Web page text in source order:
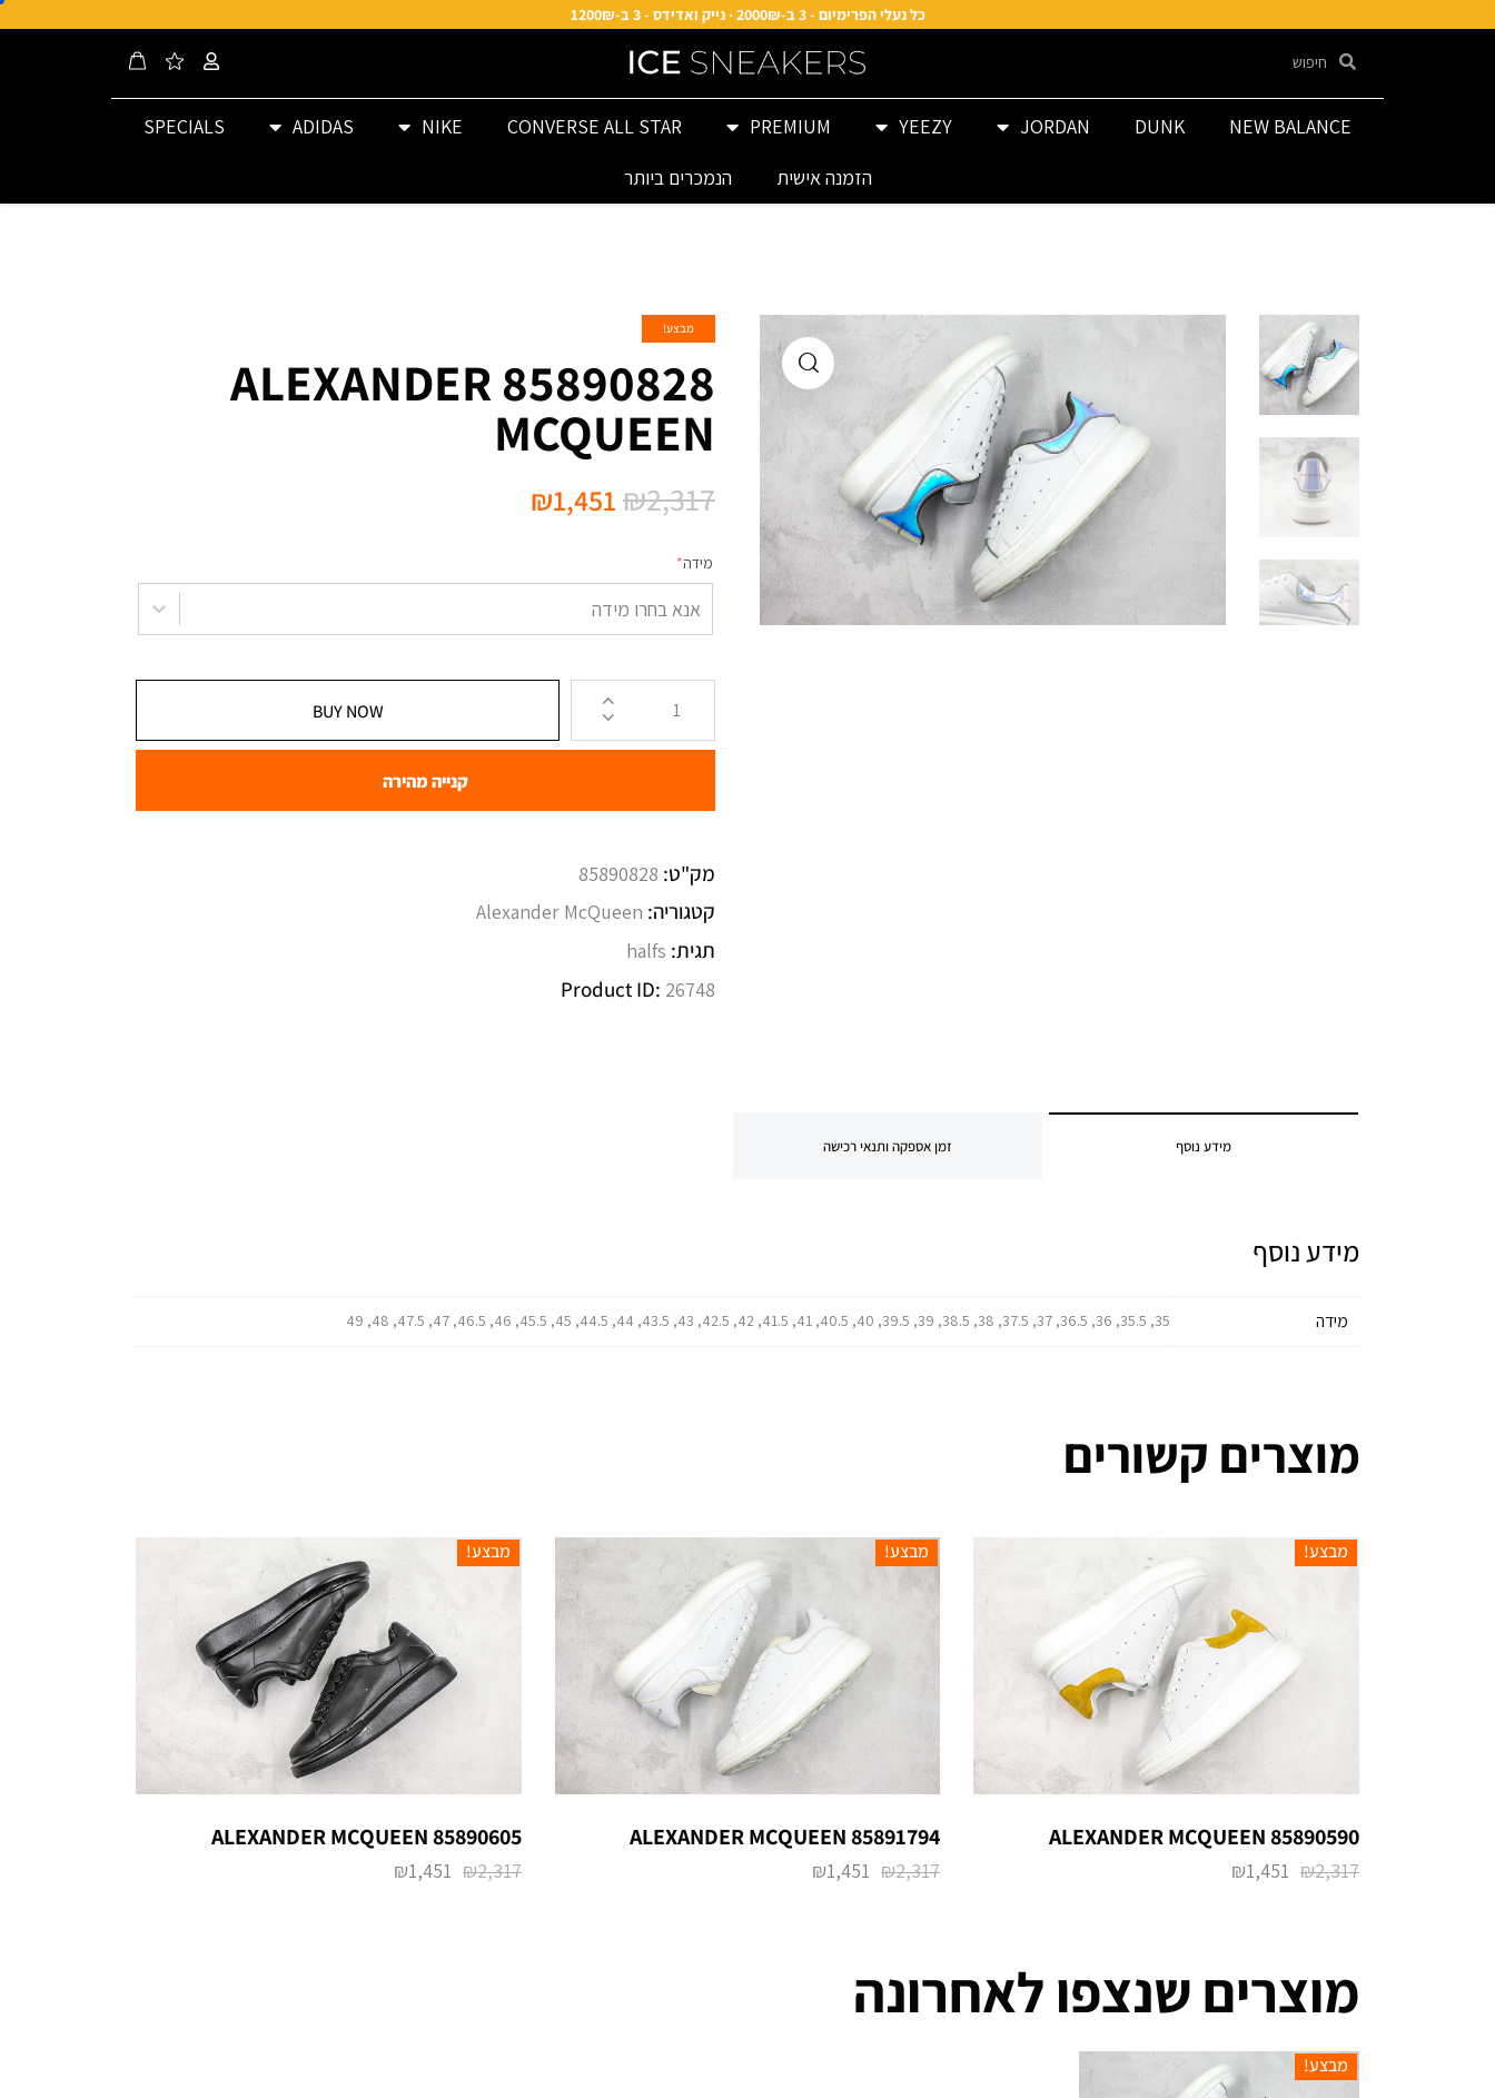
כל נעלי הפרימיום - 3 ב-2000₪ · נייק ואדידס - 3 ב-1200₪
NEW BALANCE
DUNK
JORDAN
YEEZY
PREMIUM
CONVERSE ALL STAR
NIKE
ADIDAS
SPECIALS
הזמנה אישית
הנמכרים ביותר
מבצע!
85890828 ALEXANDER
MCQUEEN
₪2,317
₪1,451
מידה*
אנא בחרו מידה
BUY NOW
קנייה מהירה
מק"ט: 85890828
קטגוריה: Alexander McQueen
תגית: halfs
Product ID: 26748
מידע נוסף זמן אספקה ותנאי רכישה
מידע נוסף
מידה 35, 35.5, 36, 36.5, 37, 37.5, 38, 38.5, 39, 39.5, 40, 40.5, 41, 41.5, 42, 42.5, 43, 43.5, 44, 44.5, 45, 45.5, 46, 46.5, 47, 47.5, 48, 49
מוצרים קשורים
מבצע!
ALEXANDER MCQUEEN 85890590
₪2,317
₪1,451
מבצע!
ALEXANDER MCQUEEN 85891794
₪2,317
₪1,451
מבצע!
ALEXANDER MCQUEEN 85890605
₪2,317
₪1,451
מוצרים שנצפו לאחרונה
מבצע!